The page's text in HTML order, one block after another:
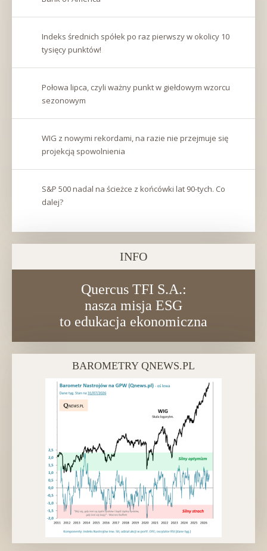
Indeks średnich spółek po raz pierwszy w okolicy 10
tysięcy punktów!
Połowa lipca, czyli ważny punkt w giełdowym wzorcu
sezonowym
WIG z nowymi rekordami, na razie nie przejmuje się
projekcją spowolnienia
S&P 500 nadal na ścieżce z końcówki lat 90-tych. Co
dalej?
INFO
Quercus TFI S.A.:
nasza misja ESG
to edukacja ekonomiczna
BAROMETRY QNEWS.PL